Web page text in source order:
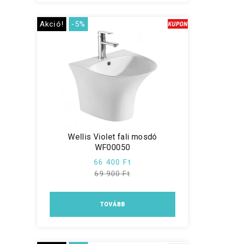
Akció! -5%
Wellis Violet fali mosdó
WF00050
66 400 Ft
69 900 Ft
TOVÁBB